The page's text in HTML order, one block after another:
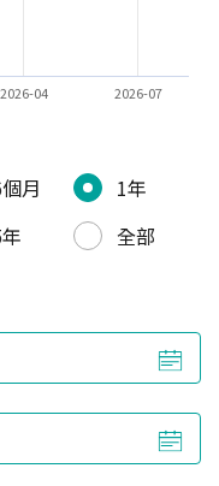
2026-04 2026-07
月
1年
全部